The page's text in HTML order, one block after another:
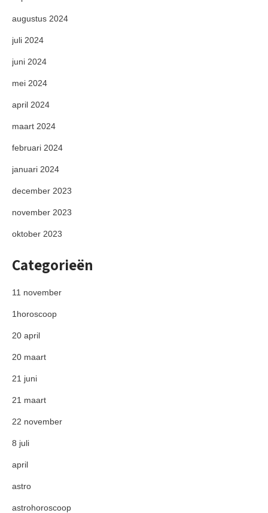
augustus 2024
juli 2024
juni 2024
mei 2024
april 2024
maart 2024
februari 2024
januari 2024
december 2023
november 2023
oktober 2023
Categorieën
11 november
1horoscoop
20 april
20 maart
21 juni
21 maart
22 november
8 juli
april
astro
astrohoroscoop